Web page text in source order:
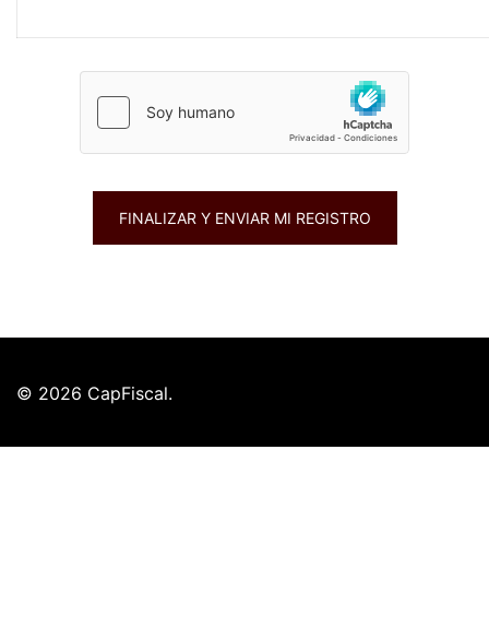
© 2026 CapFiscal.